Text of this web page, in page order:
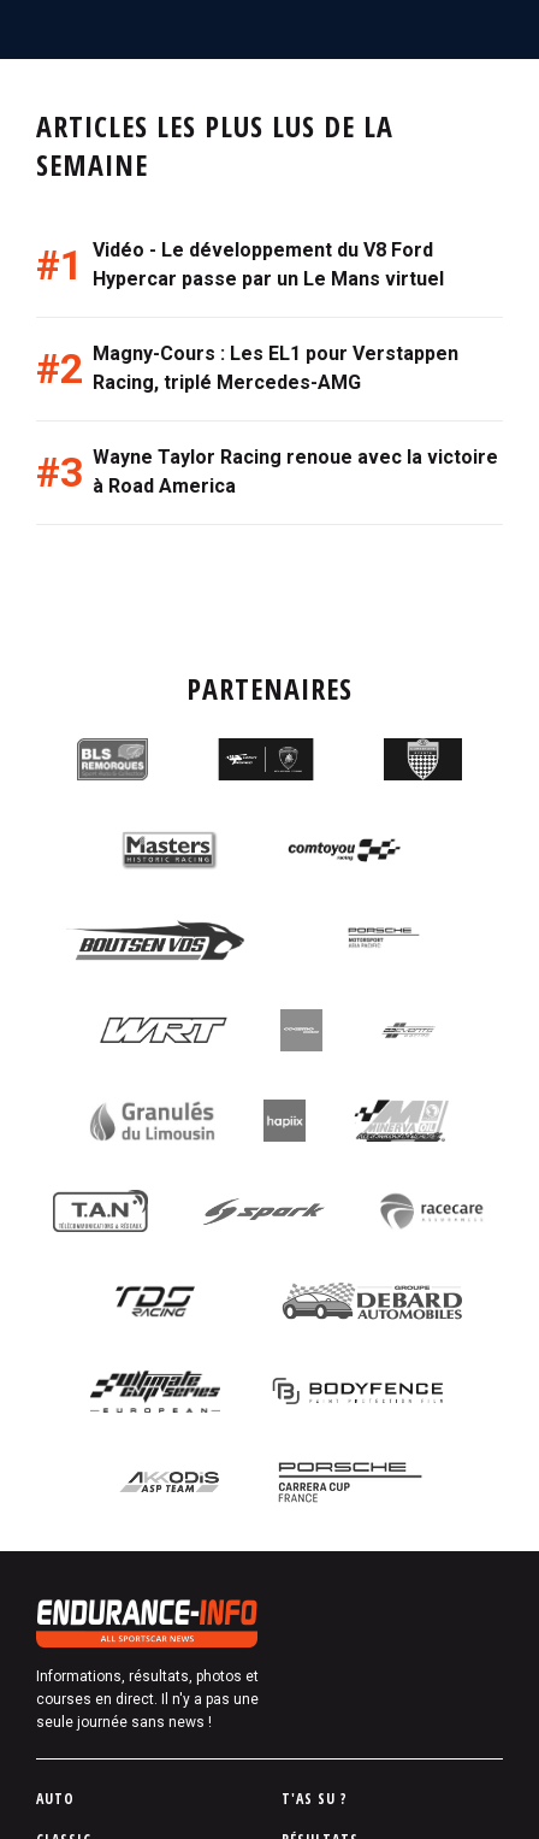
ARTICLES LES PLUS LUS DE LA
SEMAINE
Vidéo - Le développement du V8 Ford
Hypercar passe par un Le Mans virtuel
Magny-Cours : Les EL1 pour Verstappen
Racing, triplé Mercedes-AMG
Wayne Taylor Racing renoue avec la victoire
à Road America
PARTENAIRES
Informations, résultats, photos et
courses en direct. Il n'y a pas une
seule journée sans news !
P
AUTO
T'AS SU ?